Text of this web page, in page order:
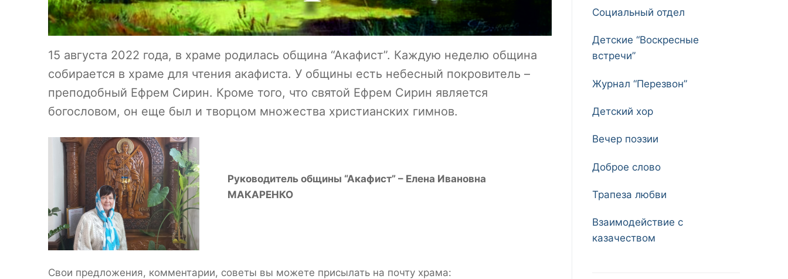
15 августа 2022 года, в храме родилась община “Акафист”. Каждую неделю община
собирается в храме для чтения акафиста. У общины есть небесный покровитель –
преподобный Ефрем Сирин. Кроме того, что святой Ефрем Сирин является
богословом, он еще был и творцом множества христианских гимнов.
Руководитель общины “Акафист” – Елена Ивановна
МАКАРЕНКО
Свои предложения, комментарии, советы вы можете присылать на почту храма:
Социальный отдел
Детские “Воскресные
встречи”
Журнал “Перезвон”
Детский хор
Вечер поэзии
Доброе слово
Трапеза любви
Взаимодействие с
казачеством